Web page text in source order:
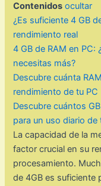
Contenidos ocultar
¿Es suficiente 4 GB
rendimiento real
4 GB de RAM en PC:
necesitas más?
Descubre cuánta
rendimiento de tu PC
Descubre cuántos
para un uso diario
La capacidad de la
factor crucial en su
procesamiento.
de 4GB es suficiente